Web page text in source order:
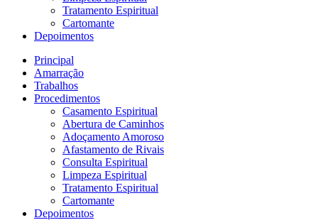
Tratamento Espiritual
Cartomante
Depoimentos
Principal
Amarração
Trabalhos
Procedimentos
Casamento Espiritual
Abertura de Caminhos
Adoçamento Amoroso
Afastamento de Rivais
Consulta Espiritual
Limpeza Espiritual
Tratamento Espiritual
Cartomante
Depoimentos